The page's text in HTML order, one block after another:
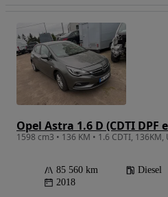
85 560 km Diesel
2018